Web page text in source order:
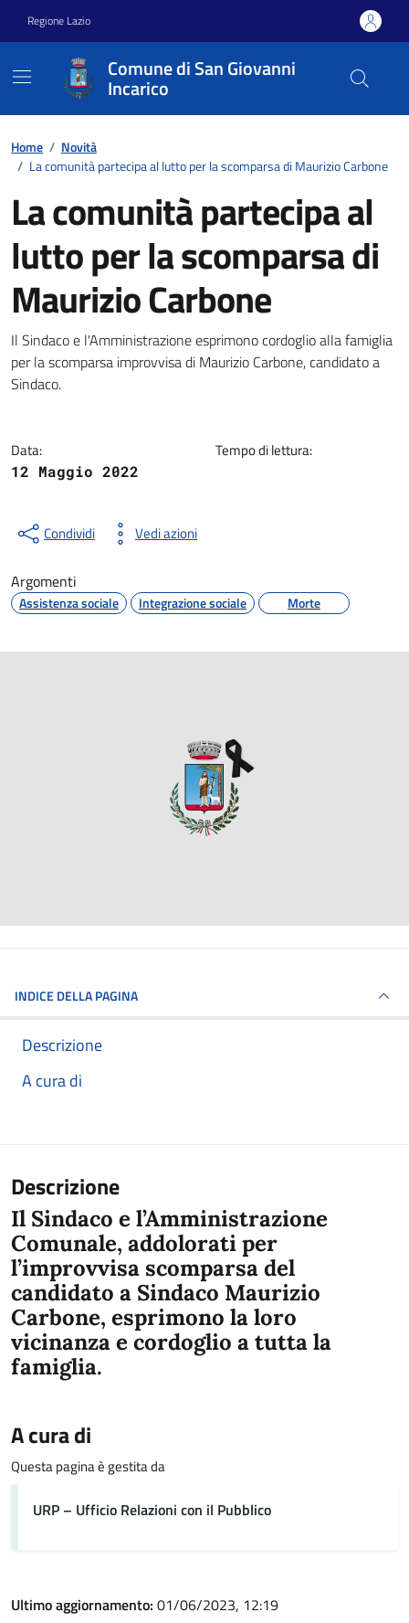
Regione Lazio
Comune di San Giovanni
Incarico
Home / Novità
/ La comunità partecipa al lutto per la scomparsa di Maurizio Carbone
La comunità partecipa al
lutto per la scomparsa di
Maurizio Carbone
Dettagli della notizia
Il Sindaco e l'Amministrazione esprimono cordoglio alla famiglia
per la scomparsa improvvisa di Maurizio Carbone, candidato a
Sindaco.
Data:
12 Maggio 2022
Tempo di lettura:
Condividi Vedi azioni
Argomenti
Assistenza sociale Integrazione sociale Morte
INDICE DELLA PAGINA
Descrizione
A cura di
Descrizione
Il Sindaco e l’Amministrazione
Comunale, addolorati per
l’improvvisa scomparsa del
candidato a Sindaco Maurizio
Carbone, esprimono la loro
vicinanza e cordoglio a tutta la
famiglia.
A cura di
Questa pagina è gestita da
URP – Ufficio Relazioni con il Pubblico
Ultimo aggiornamento: 01/06/2023, 12:19